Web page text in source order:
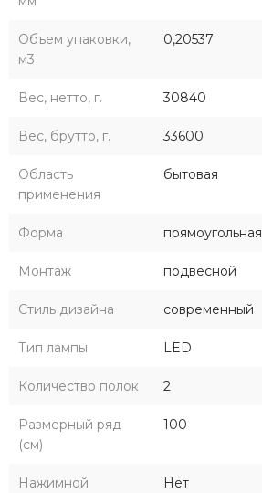
Объем упаковки,
м3
0,20537
Вес, нетто, г. 30840
Вес, брутто, г. 33600
Область
применения
бытовая
Форма прямоугольная
Монтаж подвесной
Стиль дизайна современный
Тип лампы LED
Количество полок 2
Размерный ряд
(см)
100
Нажимной
Нет